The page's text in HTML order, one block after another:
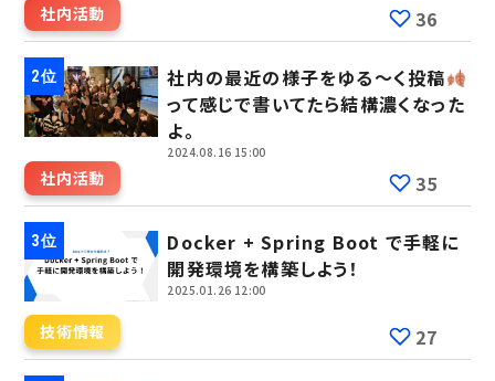
社内活動 36
社内の最近の様子をゆる～く投稿
って感じで書いてたら結構濃くなった
よ。
2024.08.16 15:00
社内活動 35
Docker + Spring Boot で手軽に
開発環境を構築しよう！
2025.01.26 12:00
技術情報 27